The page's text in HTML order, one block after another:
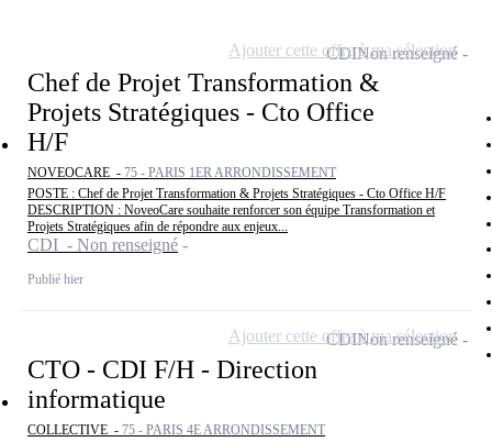
Chef de Projet Transformation &
Projets Stratégiques - Cto Office
H/F
NOVEOCARE - 75 - PARIS 1ER ARRONDISSEMENT
POSTE : Chef de Projet Transformation & Projets Stratégiques - Cto Office H/F
DESCRIPTION : NoveoCare souhaite renforcer son équipe Transformation et
Projets Stratégiques afin de répondre aux enjeux...
CDI - Non renseigné
Publié hier
CDINon renseigné
Ajouter cette offre à ma sélection
CTO - CDI F/H - Direction
informatique
COLLECTIVE - 75 - PARIS 4E ARRONDISSEMENT
CDINon renseigné
Ajouter cette offre à ma sélection